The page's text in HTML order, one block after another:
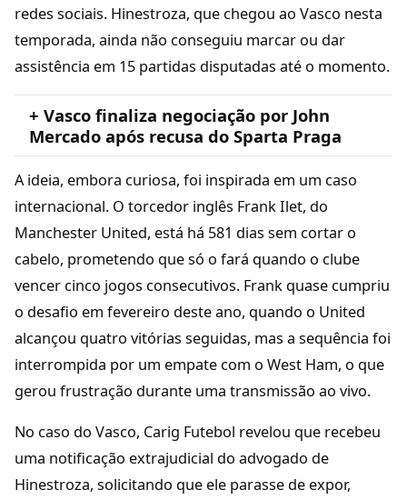
redes sociais. Hinestroza, que chegou ao Vasco nesta
temporada, ainda não conseguiu marcar ou dar
assistência em 15 partidas disputadas até o momento.
+ Vasco finaliza negociação por John
Mercado após recusa do Sparta Praga
A ideia, embora curiosa, foi inspirada em um caso
internacional. O torcedor inglês Frank Ilet, do
Manchester United, está há 581 dias sem cortar o
cabelo, prometendo que só o fará quando o clube
vencer cinco jogos consecutivos. Frank quase cumpriu
o desafio em fevereiro deste ano, quando o United
alcançou quatro vitórias seguidas, mas a sequência foi
interrompida por um empate com o West Ham, o que
gerou frustração durante uma transmissão ao vivo.
No caso do Vasco, Carig Futebol revelou que recebeu
uma notificação extrajudicial do advogado de
Hinestroza, solicitando que ele parasse de expor,